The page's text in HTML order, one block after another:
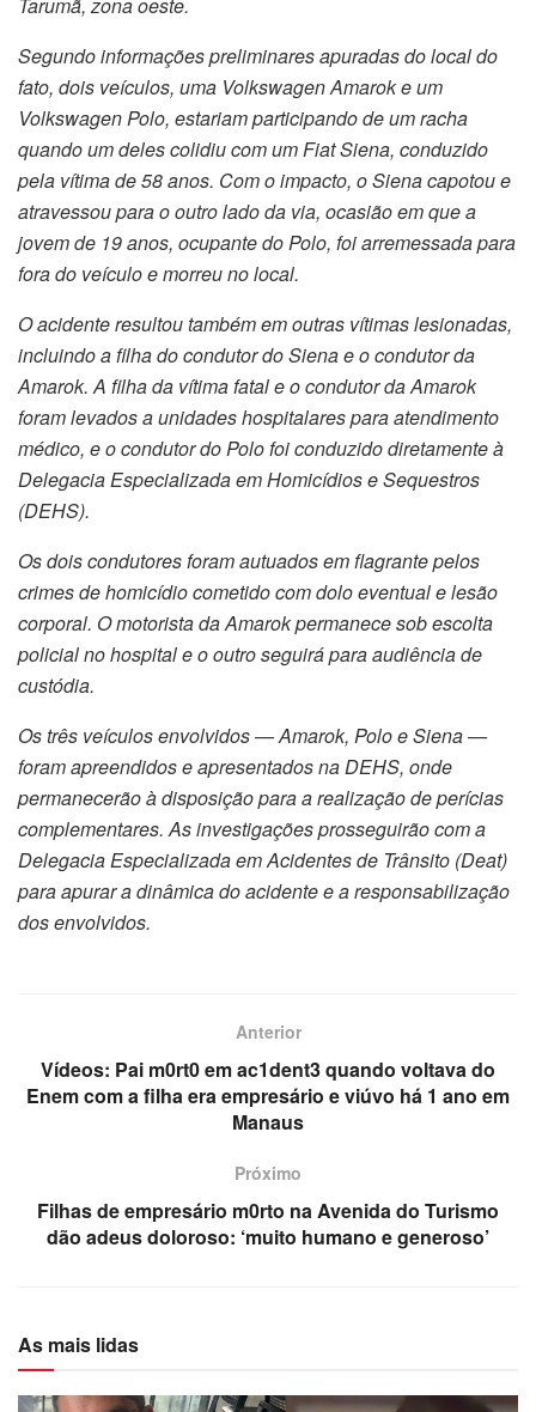
Segundo informações preliminares apuradas do local do
fato, dois veículos, uma Volkswagen Amarok e um
Volkswagen Polo, estariam participando de um racha
quando um deles colidiu com um Fiat Siena, conduzido
pela vítima de 58 anos. Com o impacto, o Siena capotou e
atravessou para o outro lado da via, ocasião em que a
jovem de 19 anos, ocupante do Polo, foi arremessada para
fora do veículo e morreu no local.
O acidente resultou também em outras vítimas lesionadas,
incluindo a filha do condutor do Siena e o condutor da
Amarok. A filha da vítima fatal e o condutor da Amarok
foram levados a unidades hospitalares para atendimento
médico, e o condutor do Polo foi conduzido diretamente à
Delegacia Especializada em Homicídios e Sequestros
(DEHS).
Os dois condutores foram autuados em flagrante pelos
crimes de homicídio cometido com dolo eventual e lesão
corporal. O motorista da Amarok permanece sob escolta
policial no hospital e o outro seguirá para audiência de
custódia.
Os três veículos envolvidos — Amarok, Polo e Siena —
foram apreendidos e apresentados na DEHS, onde
permanecerão à disposição para a realização de perícias
complementares. As investigações prosseguirão com a
Delegacia Especializada em Acidentes de Trânsito (Deat)
para apurar a dinâmica do acidente e a responsabilização
dos envolvidos.
Anterior
Vídeos: Pai m0rt0 em ac1dent3 quando voltava do
Enem com a filha era empresário e viúvo há 1 ano em
Manaus
Próximo
Filhas de empresário m0rto na Avenida do Turismo
dão adeus doloroso: ‘muito humano e generoso’
As mais lidas